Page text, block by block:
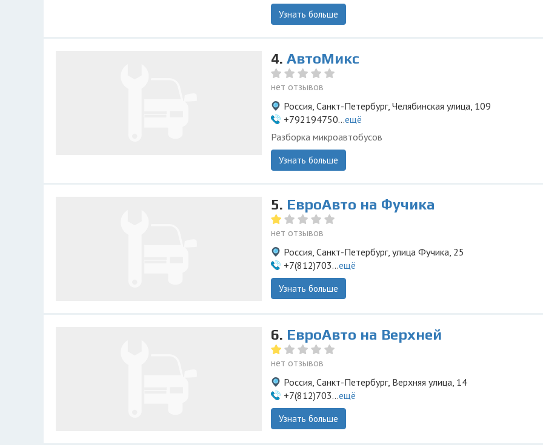
Узнать больше
4. АвтоМикс
нет отзывов
Россия, Санкт-Петербург, Челябинская улица, 109
+792194750...ещё
Разборка микроавтобусов
Узнать больше
5. ЕвроАвто на Фучика
нет отзывов
Россия, Санкт-Петербург, улица Фучика, 25
+7(812)703...ещё
Узнать больше
6. ЕвроАвто на Верхней
нет отзывов
Россия, Санкт-Петербург, Верхняя улица, 14
+7(812)703...ещё
Узнать больше